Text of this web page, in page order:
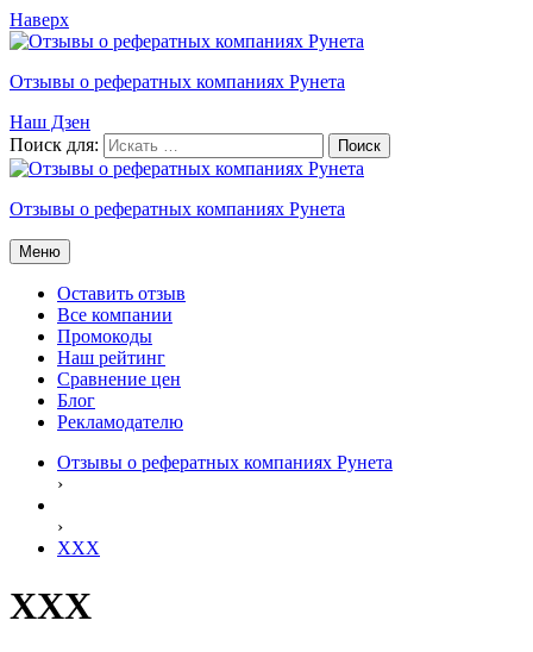
Наверх
Отзывы о рефератных компаниях Рунета
Наш Дзен
Поиск для:
Отзывы о рефератных компаниях Рунета
Меню
Оставить отзыв
Все компании
Промокоды
Наш рейтинг
Сравнение цен
Блог
Рекламодателю
Отзывы о рефератных компаниях Рунета
›
›
XXX
XXX